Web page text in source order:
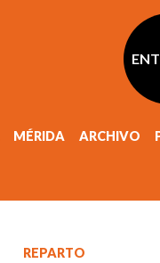
MÉRIDA ARCHIVO
REPARTO